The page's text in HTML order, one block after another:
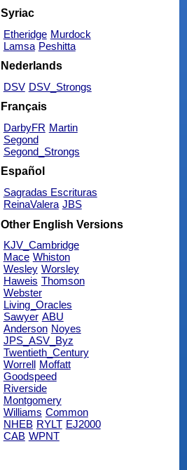
Syriac
Etheridge Murdock
Lamsa Peshitta
Nederlands
DSV DSV_Strongs
Français
DarbyFR Martin
Segond
Segond_Strongs
Español
Sagradas Escrituras
ReinaValera JBS
Other English Versions
KJV_Cambridge
Mace Whiston
Wesley Worsley
Haweis Thomson
Webster
Living_Oracles
Sawyer ABU
Anderson Noyes
JPS_ASV_Byz
Twentieth_Century
Worrell
Moffatt
Goodspeed
Riverside
Montgomery
Williams Common
NHEB RYLT EJ2000
CAB WPNT